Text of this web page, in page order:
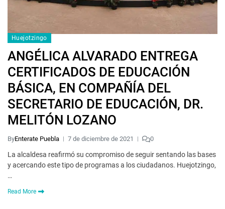
Huejotzingo
ANGÉLICA ALVARADO ENTREGA
CERTIFICADOS DE EDUCACIÓN
BÁSICA, EN COMPAÑÍA DEL
SECRETARIO DE EDUCACIÓN, DR.
MELITÓN LOZANO
ByEnterate Puebla 7 de diciembre de 2021 0
La alcaldesa reafirmó su compromiso de seguir sentando las bases
y acercando este tipo de programas a los ciudadanos. Huejotzingo,
…
Read More